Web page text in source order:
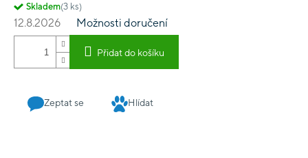
Skladem(3 ks)
12.8.2026 Možnosti doručení
Přidat do košíku
Zeptat se Hlídat